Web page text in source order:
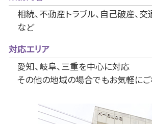
相続、不動産トラブル、自己破産、
など
対応エリア
愛知、岐阜、三重を中心に対応
その他の地域の場合でもお気軽にご